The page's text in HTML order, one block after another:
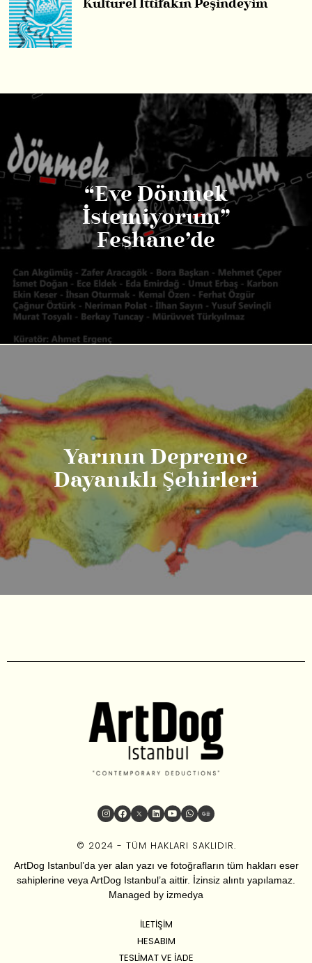
Kültürel İttifakın Peşindeyim
“Eve Dönmek
İstemiyorum”
Feshane’de
Yarının Depreme
Dayanıklı Şehirleri
© 2024 - TÜM HAKLARI SAKLIDIR.
ArtDog Istanbul’da yer alan yazı ve fotoğrafların tüm hakları eser
sahiplerine veya ArtDog Istanbul’a aittir. İzinsiz alıntı yapılamaz.
Managed by izmedya
İLETIŞIM
HESABIM
TESLIMAT VE İADE